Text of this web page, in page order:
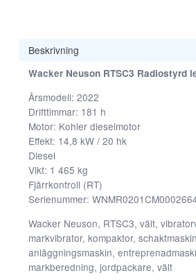
Beskrivning
Wacker Neuson RTSC3 Radiostyrd
Årsmodell: 2022
Drifttimmar: 181 h
Motor: Kohler dieselmotor
Effekt: 14,8 kW / 20 hk
Diesel
Vikt: 1 465 kg
Fjärrkontroll (RT)
Serienummer:
Wacker Neuson, RTSC3, vält,
markvibrator, kompaktor,
anläggningsmaskin,
markberedning, jordpackare, vält
Nödvändiga
Dessa kakor
går inte att
välja bort. De
behövs för att
hemsidan
över huvud
taget ska
Statistik
För att vi ska